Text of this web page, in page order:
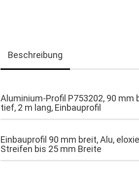
Beschreibung
Aluminium-Profil P753202, 90 mm
tief, 2 m lang, Einbauprofil
Einbauprofil 90 mm breit, Alu,
Streifen bis 25 mm Breite